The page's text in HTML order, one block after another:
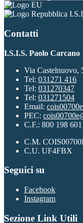
Contatti
I.S.I.S. Paolo Carcano
Via Castelnuovo,
Tel: 031271 416
Tel: 031270347
Tel: 031271504
Email:
PEC:
C.F.: 800 198 601
C.M.
C.U. UF4FBX
Seguici su
Facebook
Instagram
Sezione Link Utili